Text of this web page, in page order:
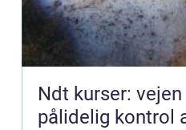
Ndt kurser:
pålidelig kontrol